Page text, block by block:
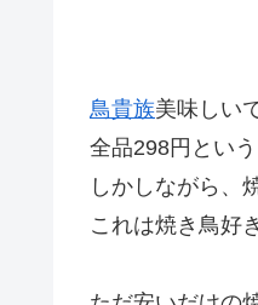
これは焼き鳥好
ただ安いだけの
まぁ〜に焼き方